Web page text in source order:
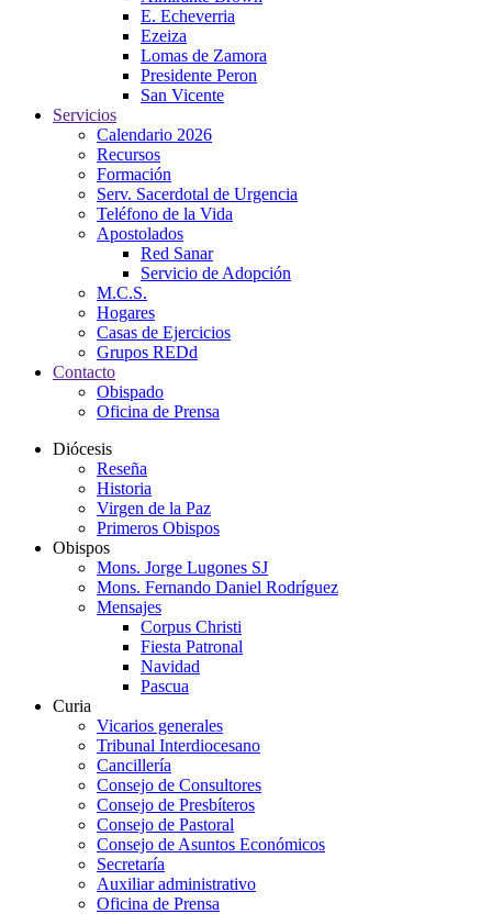
E. Echeverria
Ezeiza
Lomas de Zamora
Presidente Peron
San Vicente
Servicios
Calendario 2026
Recursos
Formación
Serv. Sacerdotal de Urgencia
Teléfono de la Vida
Apostolados
Red Sanar
Servicio de Adopción
M.C.S.
Hogares
Casas de Ejercicios
Grupos REDd
Contacto
Obispado
Oficina de Prensa
Diócesis
Reseña
Historia
Virgen de la Paz
Primeros Obispos
Obispos
Mons. Jorge Lugones SJ
Mons. Fernando Daniel Rodríguez
Mensajes
Corpus Christi
Fiesta Patronal
Navidad
Pascua
Curia
Vicarios generales
Tribunal Interdiocesano
Cancillería
Consejo de Consultores
Consejo de Presbíteros
Consejo de Pastoral
Consejo de Asuntos Económicos
Secretaría
Auxiliar administrativo
Oficina de Prensa